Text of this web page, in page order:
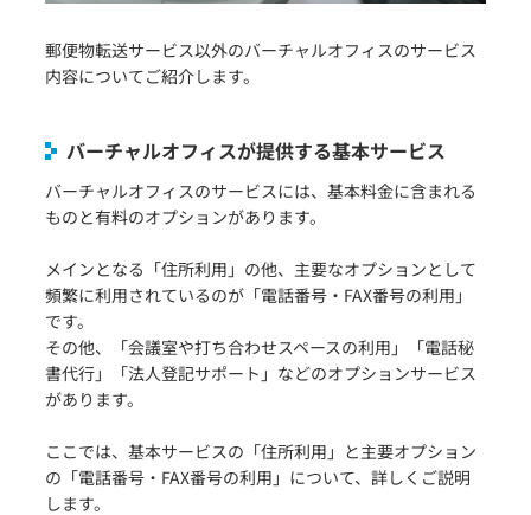
郵便物転送サービス以外のバーチャルオフィスのサービス
内容についてご紹介します。
バーチャルオフィスが提供する基本サービス
バーチャルオフィスのサービスには、基本料金に含まれる
ものと有料のオプションがあります。
メインとなる「住所利用」の他、主要なオプションとして
頻繁に利用されているのが「電話番号・FAX番号の利用」
です。
その他、「会議室や打ち合わせスペースの利用」「電話秘
書代行」「法人登記サポート」などのオプションサービス
があります。
ここでは、基本サービスの「住所利用」と主要オプション
の「電話番号・FAX番号の利用」について、詳しくご説明
します。